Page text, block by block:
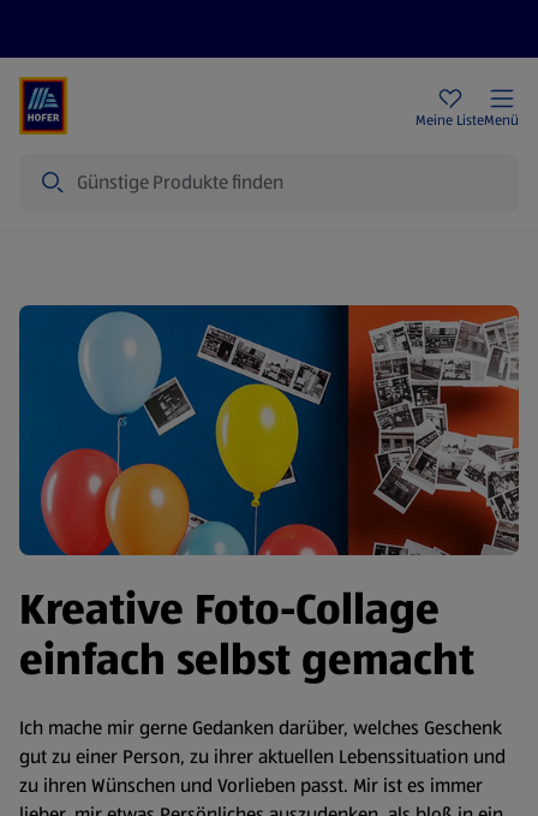
Meine ListeMenü
Kreative Foto-Collage
einfach selbst gemacht
Ich mache mir gerne Gedanken darüber, welches Geschenk
gut zu einer Person, zu ihrer aktuellen Lebens­situation und
zu ihren Wünschen und Vorlieben passt. Mir ist es immer